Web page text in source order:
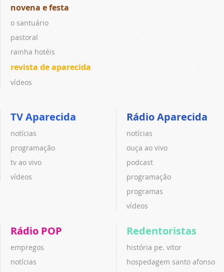
novena e festa
o santuário
pastoral
rainha hotéis
revista de aparecida
vídeos
TV Aparecida
notícias
programação
tv ao vivo
vídeos
Rádio Aparecida
notícias
ouça ao vivo
podcast
programação
programas
vídeos
Rádio POP
empregos
notícias
Redentoristas
história pe. vitor
hospedagem santo afonso